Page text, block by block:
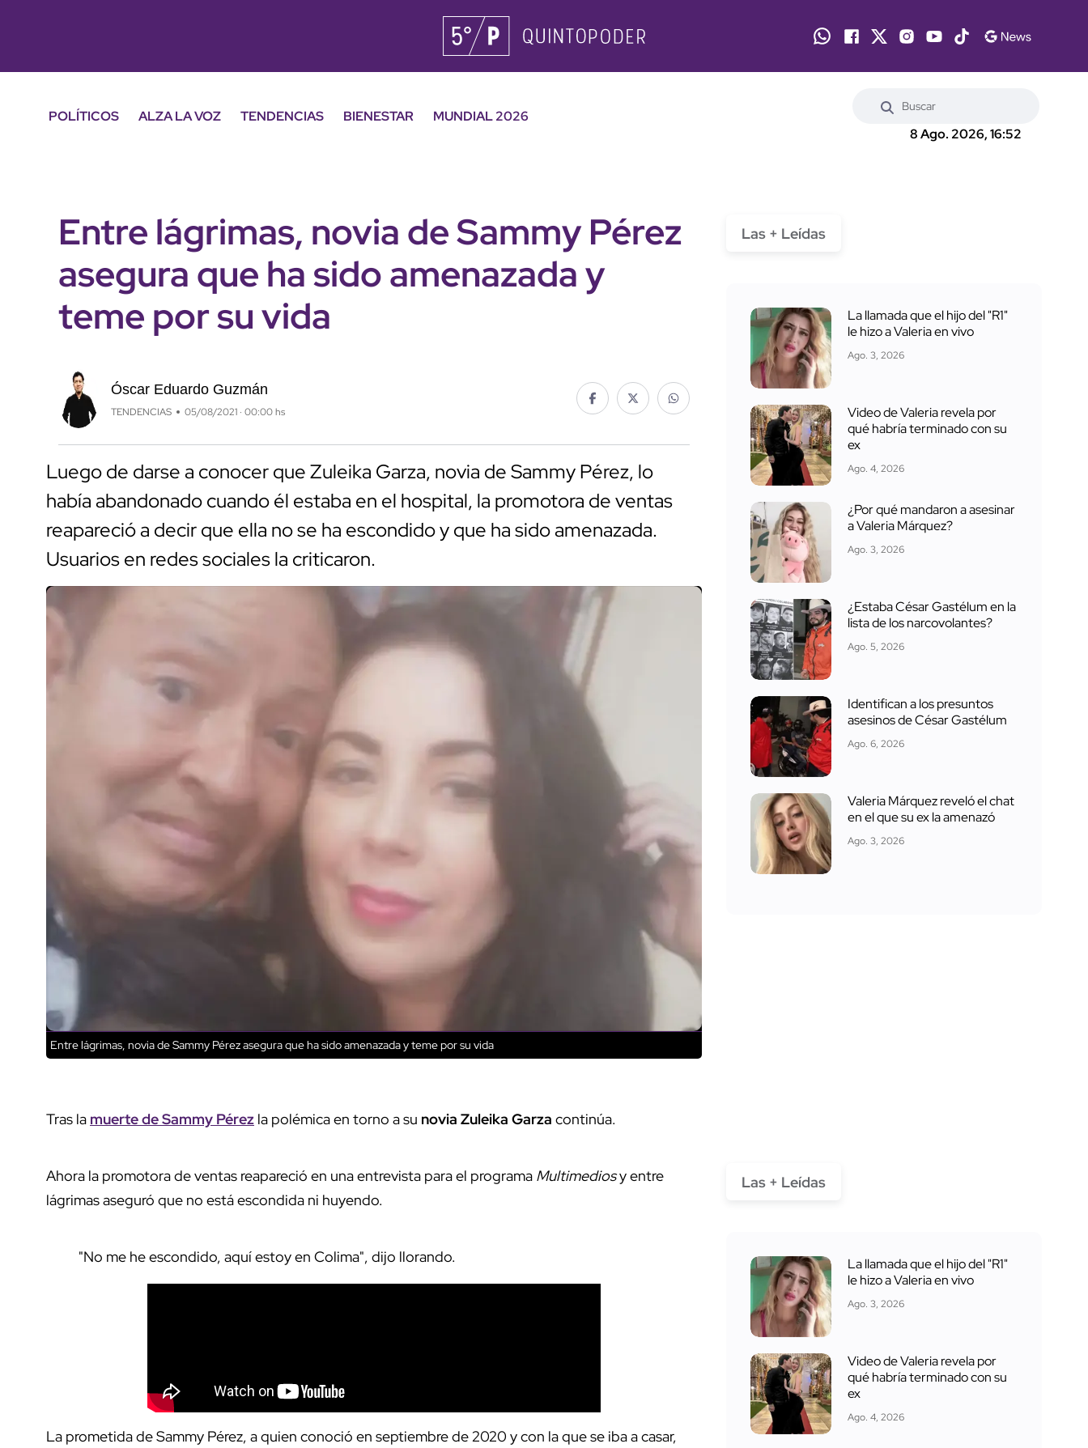
POLÍTICOS ALZA LA VOZ TENDENCIAS BIENESTAR
MUNDIAL 2026
8 Ago. 2026, 16:52
Entre lágrimas, novia de Sammy Pérez
asegura que ha sido amenazada y
teme por su vida
Óscar Eduardo Guzmán
TENDENCIAS 05/08/2021 · 00:00 hs
Luego de darse a conocer que Zuleika Garza, novia de Sammy Pérez, lo
había abandonado cuando él estaba en el hospital, la promotora de ventas
reapareció a decir que ella no se ha escondido y que ha sido amenazada.
Usuarios en redes sociales la criticaron.
Entre lágrimas, novia de Sammy Pérez asegura que ha sido amenazada y teme por su vida
Tras la muerte de Sammy Pérez la polémica en torno a su novia Zuleika Garza continúa.
Ahora la promotora de ventas reapareció en una entrevista para el programa Multimediosy entre
lágrimas aseguró que no está escondida ni huyendo.
"No me he escondido, aquí estoy en Colima", dijo llorando.
La prometida de Sammy Pérez, a quien conoció en septiembre de 2020 y con la que se iba a casar,
Las + Leídas
La llamada que el hijo del "R1"
le hizo a Valeria en vivo
Ago. 3, 2026
Video de Valeria revela por
qué habría terminado con su
ex
Ago. 4, 2026
¿Por qué mandaron a asesinar
a Valeria Márquez?
Ago. 3, 2026
¿Estaba César Gastélum en la
lista de los narcovolantes?
Ago. 5, 2026
Identifican a los presuntos
asesinos de César Gastélum
Ago. 6, 2026
Valeria Márquez reveló el chat
en el que su ex la amenazó
Ago. 3, 2026
Las + Leídas
La llamada que el hijo del "R1"
le hizo a Valeria en vivo
Ago. 3, 2026
Video de Valeria revela por
qué habría terminado con su
ex
Ago. 4, 2026